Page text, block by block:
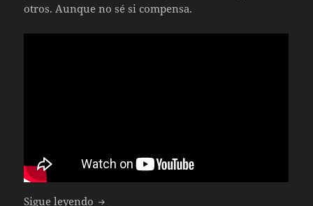
otros. Aunque no sé si compensa.
Sigue leyendo The Witcher Sirenas de las profundidades